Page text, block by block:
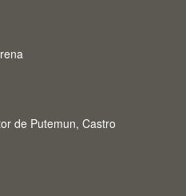
de Putemun, Castro